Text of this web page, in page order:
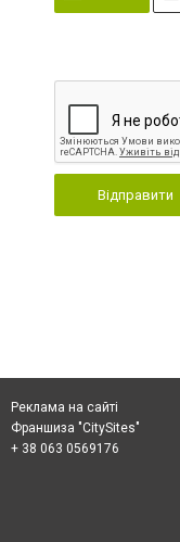
Відправити
Реклама на сайті
Франшиза "CitySites"
+ 38 063 0569176